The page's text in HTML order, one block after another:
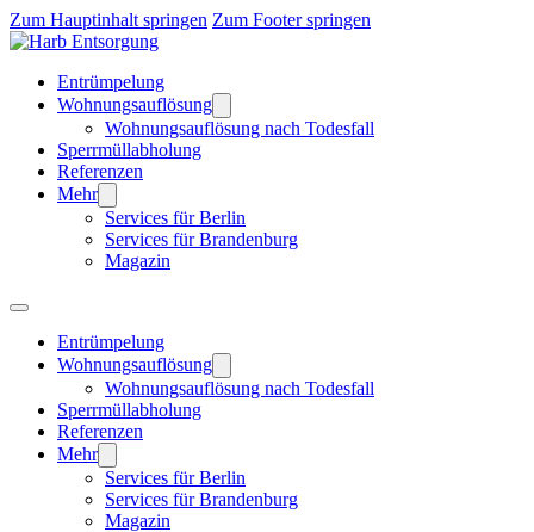
Zum Hauptinhalt springen Zum Footer springen
Entrümpelung
Wohnungsauflösung
Wohnungsauflösung nach Todesfall
Sperrmüllabholung
Referenzen
Mehr
Services für Berlin
Services für Brandenburg
Magazin
Entrümpelung
Wohnungsauflösung
Wohnungsauflösung nach Todesfall
Sperrmüllabholung
Referenzen
Mehr
Services für Berlin
Services für Brandenburg
Magazin